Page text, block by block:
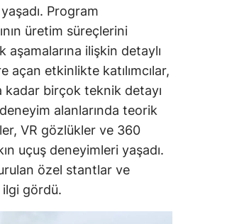
Program
üretim süreçlerini
ilişkin detaylı
açan etkinlikte katılımcılar,
kadar birçok teknik detayı
alanlarında teorik
VR gözlükler ve 360
uçuş deneyimleri yaşadı.
özel stantlar ve
ilgi gördü.